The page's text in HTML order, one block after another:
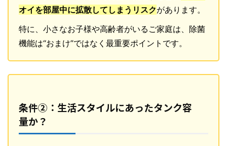
オイを部屋中に拡散してしまうリスクがあります。
特に、小さなお子様や高齢者がいるご家庭は、除菌
機能は“おまけ”ではなく最重要ポイントです。
条件②：生活スタイルにあったタンク容
量か？